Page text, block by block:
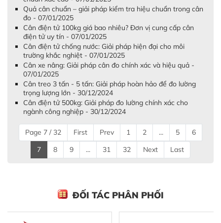
Quả cân chuẩn – giải pháp kiểm tra hiệu chuẩn trong cân
đo - 07/01/2025
Cân điện tử 100kg giá bao nhiêu? Đơn vị cung cấp cân
điện tử uy tín - 07/01/2025
Cân điện tử chống nước: Giải pháp hiện đại cho môi
trường khắc nghiệt - 07/01/2025
Cân xe nâng: Giải pháp cân đo chính xác và hiệu quả -
07/01/2025
Cân treo 3 tấn - 5 tấn: Giải pháp hoàn hảo để đo lường
trọng lượng lớn - 30/12/2024
Cân điện tử 500kg: Giải pháp đo lường chính xác cho
ngành công nghiệp - 30/12/2024
Page 7 / 32 First Prev 1 2 ... 5
6
7
8 9 ... 31 32 Next Last
ĐỐI TÁC PHÂN PHỐI